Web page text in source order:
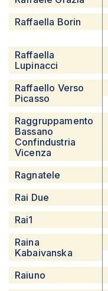
Raffaella Borin
Raffaella
Lupinacci
Raffaello Verso
Picasso
Raggruppamento
Bassano
Confindustria
Vicenza
Ragnatele
Rai Due
Rai1
Raina
Kabaivanska
Raiuno